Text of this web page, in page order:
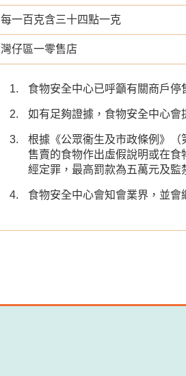
每一百克含三十四點一克
灣仔區一零售店
食物安全中心已呼籲有關商戶停
如有足夠證據，食物安全中心會
根據《公眾衞生及市政條例》
售賣的食物作出虛假說明或在
經定罪，最高罰款為五萬元及監
食物安全中心會知會業界，並會